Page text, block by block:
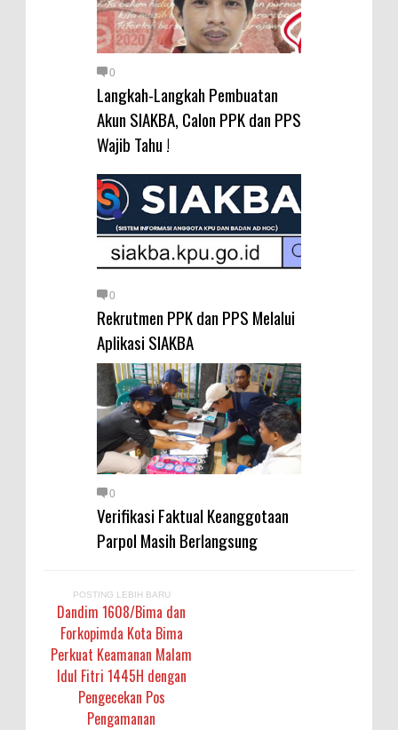
0
Langkah-Langkah Pembuatan
Akun SIAKBA, Calon PPK dan PPS
Wajib Tahu !
0
Rekrutmen PPK dan PPS Melalui
Aplikasi SIAKBA
0
Verifikasi Faktual Keanggotaan
Parpol Masih Berlangsung
POSTING LEBIH BARU
Dandim 1608/Bima dan
Forkopimda Kota Bima
Perkuat Keamanan Malam
Idul Fitri 1445H dengan
Pengecekan Pos
Pengamanan